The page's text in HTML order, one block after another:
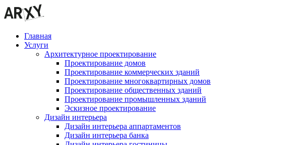
Главная
Услуги
Архитектурное проектирование
Проектирование домов
Проектирование коммерческих зданий
Проектирование многоквартирных домов
Проектирование общественных зданий
Проектирование промышленных зданий
Эскизное проектирование
Дизайн интерьера
Дизайн интерьера аппартаментов
Дизайн интерьера банка